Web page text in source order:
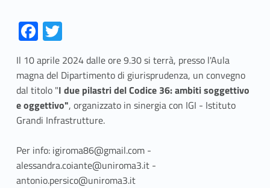
Fa
ce
b
o
o
k
T
w
itt
er
Il 10 aprile 2024 dalle ore 9.30 si terrà, presso l'Aula
magna del Dipartimento di giurisprudenza, un convegno
dal titolo "I due pilastri del Codice 36: ambiti soggettivo
e oggettivo", organizzato in sinergia con IGI - Istituto
Grandi Infrastrutture.
Per info: igiroma86@gmail.com -
alessandra.coiante@uniroma3.it -
antonio.persico@uniroma3.it